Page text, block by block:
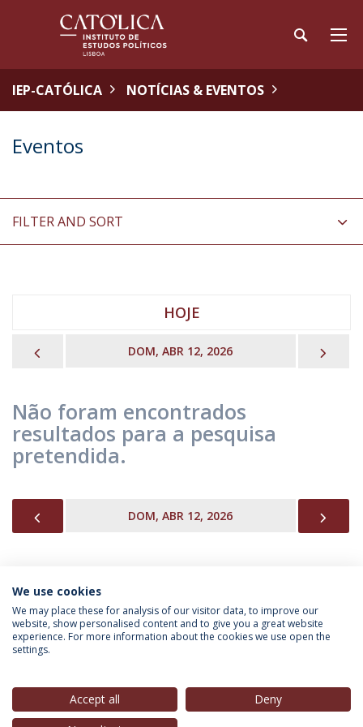
IEP-CATÓLICA NOTÍCIAS & EVENTOS
Eventos
FILTER AND SORT
HOJE
DOM, ABR 12, 2026
Não foram encontrados
resultados para a pesquisa
pretendida.
DOM, ABR 12, 2026
INFORMAÇÃO PARA
We use cookies
We may place these for analysis of our visitor data, to improve our
website, show personalised content and to give you a great website
experience. For more information about the cookies we use open the
settings.
Accept all
Deny